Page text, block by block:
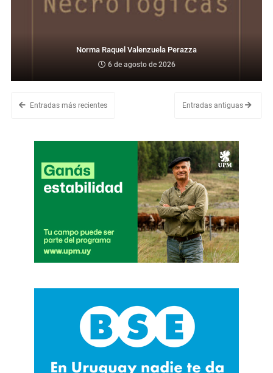
Norma Raquel Valenzuela Perazza
6 de agosto de 2026
Entradas más recientes Entradas antiguas